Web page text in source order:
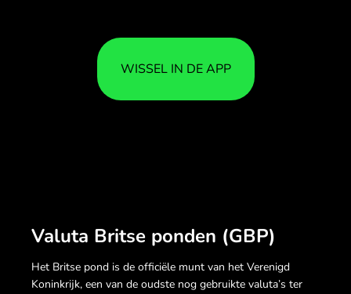
WISSEL IN DE APP
Valuta Britse ponden (GBP)
Het Britse pond is de officiële munt van het Verenigd
Koninkrijk, een van de oudste nog gebruikte valuta’s ter